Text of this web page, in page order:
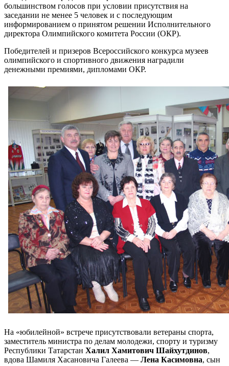
большинством голосов при условии присутствия на
заседании не менее 5 человек и с последующим
информированием о принятом решении Исполнительного
директора Олимпийского комитета России (ОКР).
Победителей и призеров Всероссийского конкурса музеев
олимпийского и спортивного движения наградили
денежными премиями, дипломами ОКР.
На «юбилейной» встрече присутствовали ветераны спорта,
заместитель министра по делам молодежи, спорту и туризму
Республики Татарстан Халил Хамитович Шайхутдинов,
вдова Шамиля Хасановича Галеева — Лена Касимовна, сын